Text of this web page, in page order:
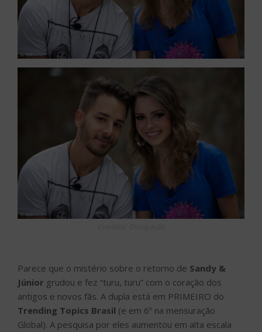
Parece que o mistério sobre o retorno de Sandy &
Júnior grudou e fez “turu, turu” com o coração dos
antigos e novos fãs. A dupla está em PRIMEIRO do
Trending Topics Brasil (e em 6º na mensuração
Global). A pesquisa por eles aumentou em alta escala